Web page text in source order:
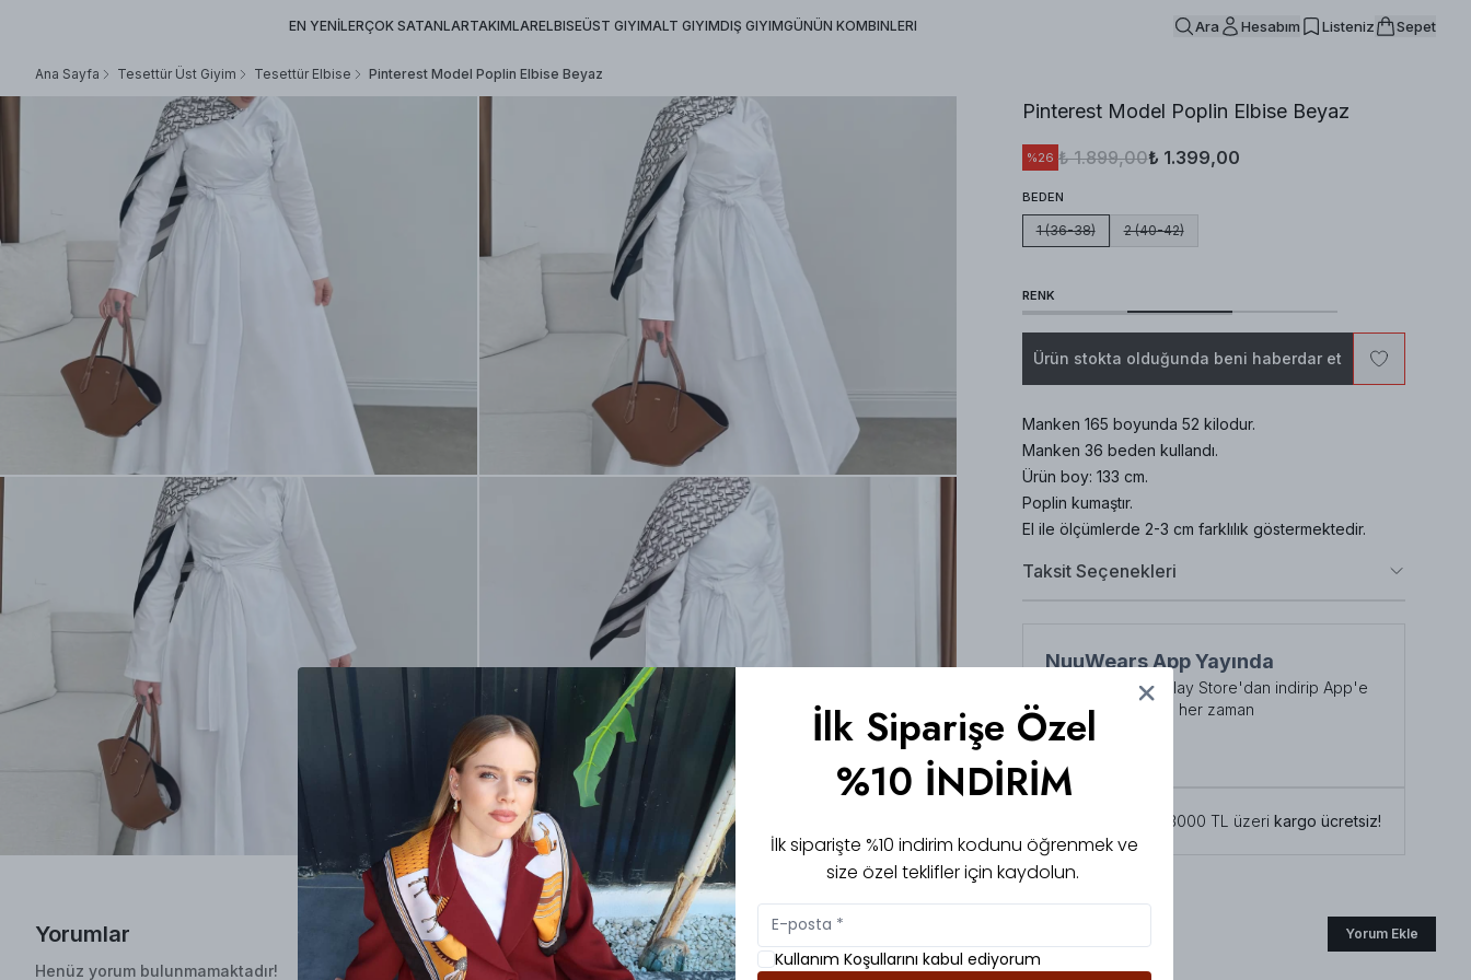
EN YENİLERÇOK SATANLARTAKIMLARELBISEÜST GIYIMALT GIYIMDIŞ GIYIMGÜNÜN KOMBINLERI Ara Hesabım Listeniz Sepet
Ana Sayfa Tesettür Üst Giyim Tesettür Elbise Pinterest Model Poplin Elbise Beyaz
Pinterest Model Poplin Elbise Beyaz
%26 ₺ 1.899,00₺ 1.399,00
BEDEN
1 (36-38) 2 (40-42)
RENK
Ürün stokta olduğunda beni haberdar et
Manken 165 boyunda 52 kilodur.
Manken 36 beden kullandı.
Ürün boy: 133 cm.
Poplin kumaştır.
El ile ölçümlerde 2-3 cm farklılık göstermektedir.
Taksit Seçenekleri
NuuWears App Yayında
App Store veya Play Store'dan indirip App'e
özel indirimlerden her zaman
faydalanabilirsiniz
Tüm siparişlerde 3000 TL üzeri kargo ücretsiz!
Yorumlar Yorum Ekle
Henüz yorum bulunmamaktadır!
İlk Siparişe Özel
%10 İNDİRİM
İlk siparişte %10 indirim kodunu öğrenmek ve
size özel teklifler için kaydolun.
Kullanım Koşullarını kabul ediyorum